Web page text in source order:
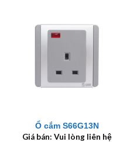
Ổ cắm S66G13N
Giá bán: Vui lòng liên hệ